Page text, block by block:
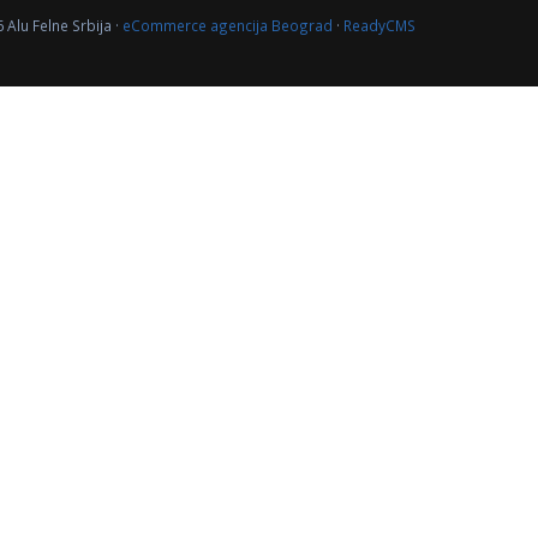
Felne Srbija · eCommerce agencija Beograd · ReadyCMS